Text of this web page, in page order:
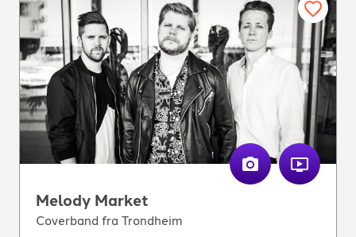
Melody Market
Coverband fra Trondheim